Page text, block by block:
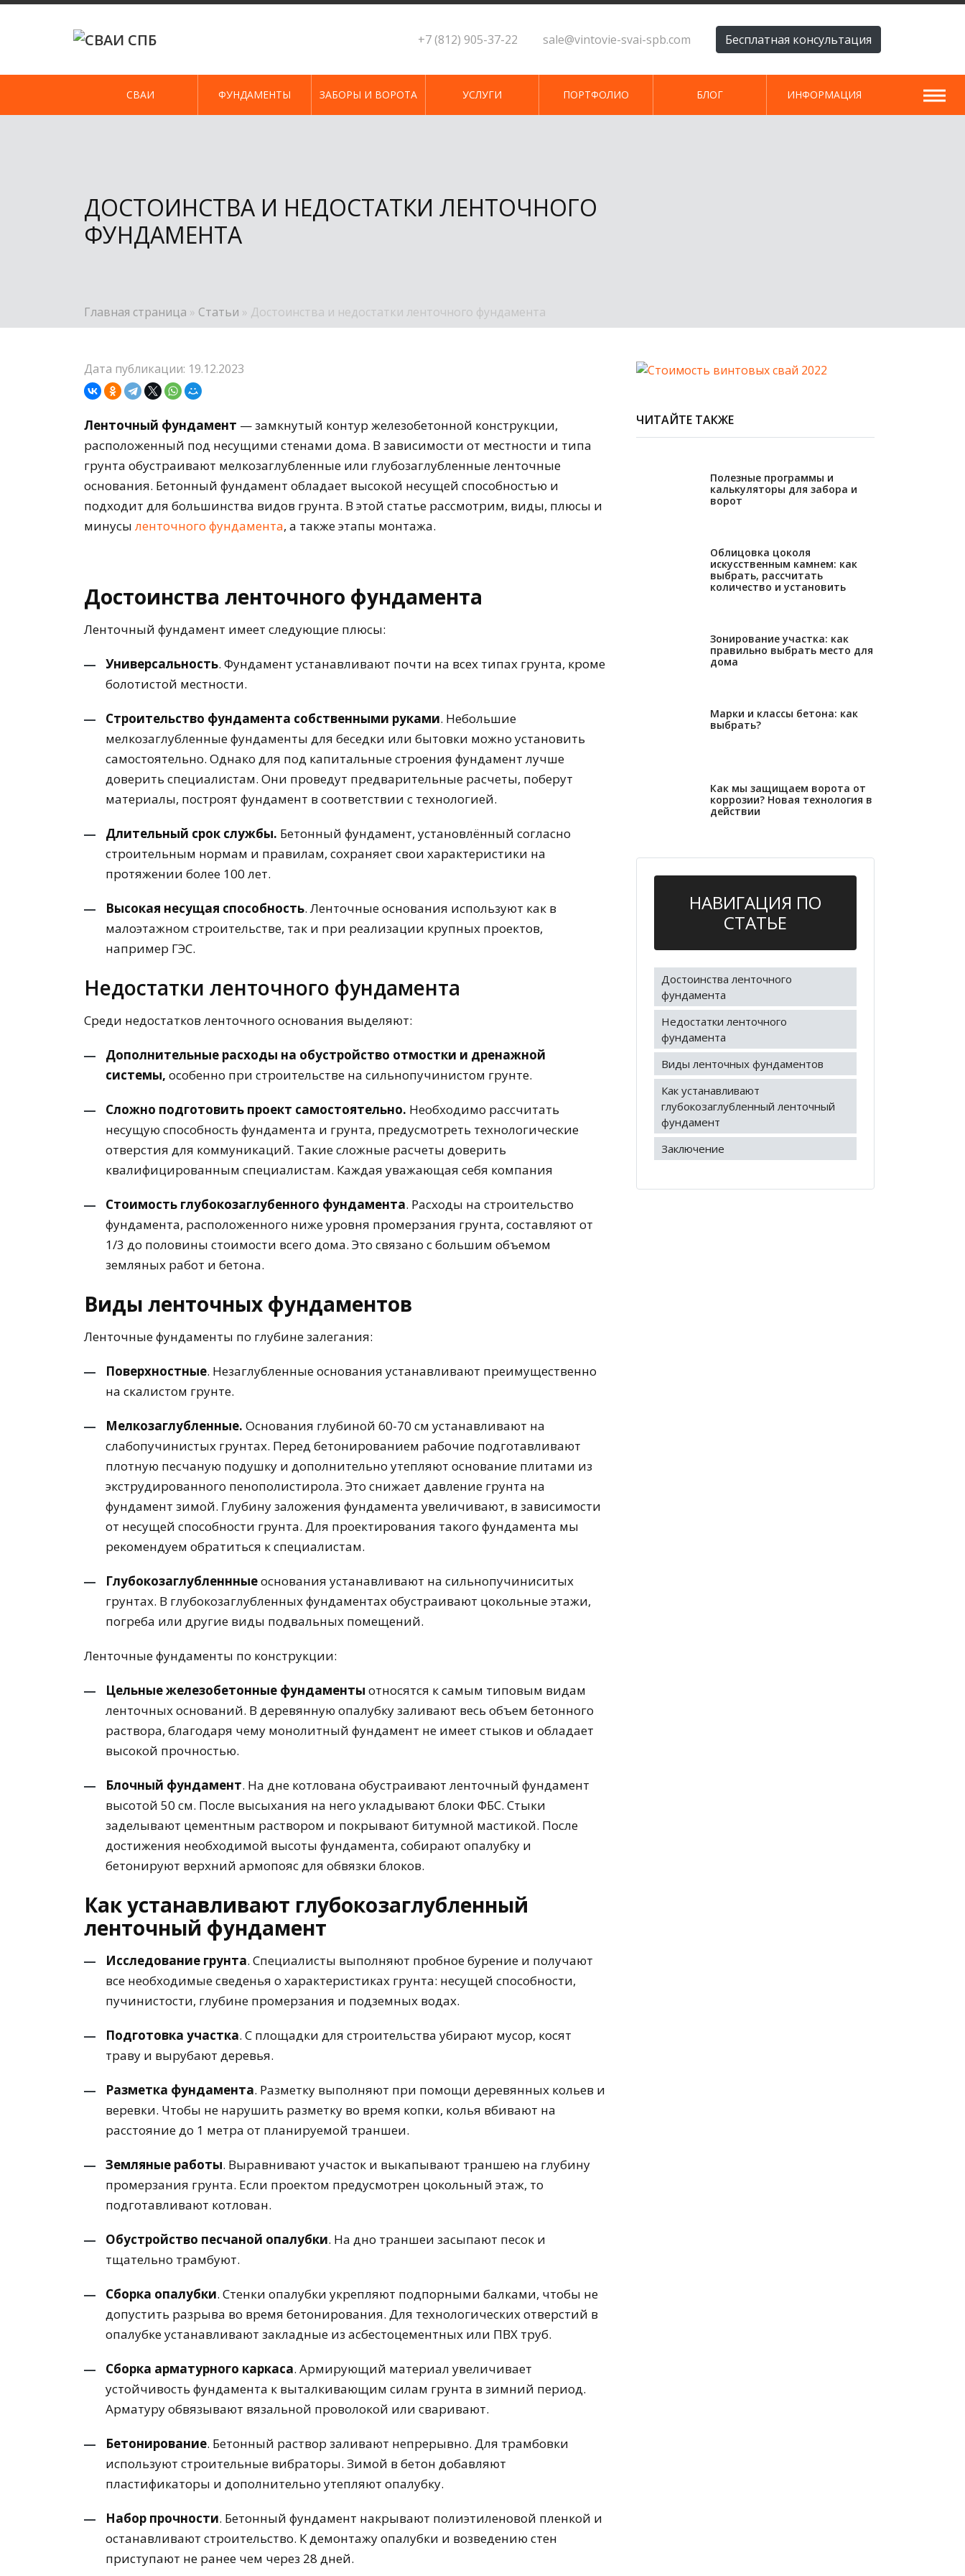
Skip
+7 (812) 905-37-22 sale@vintovie-svai-spb.com Бесплатная консультация
СВАИ ФУНДАМЕНТЫ ЗАБОРЫ И ВОРОТА УСЛУГИ ПОРТФОЛИО БЛОГ ИНФОРМАЦИЯ
ДОСТОИНСТВА И НЕДОСТАТКИ ЛЕНТОЧНОГО
ФУНДАМЕНТА
Главная страница » Статьи » Достоинства и недостатки ленточного фундамента
Дата публикации: 19.12.2023
Ленточный фундамент — замкнутый контур железобетонной конструкции,
расположенный под несущими стенами дома. В зависимости от местности и типа
грунта обустраивают мелкозаглубленные или глубозаглубленные ленточные
основания. Бетонный фундамент обладает высокой несущей способностью и
подходит для большинства видов грунта. В этой статье рассмотрим, виды, плюсы и
минусы ленточного фундамента, а также этапы монтажа.
Достоинства ленточного фундамента
Ленточный фундамент имеет следующие плюсы:
Универсальность. Фундамент устанавливают почти на всех типах грунта, кроме
болотистой местности.
Строительство фундамента собственными руками. Небольшие
мелкозаглубленные фундаменты для беседки или бытовки можно установить
самостоятельно. Однако для под капитальные строения фундамент лучше
доверить специалистам. Они проведут предварительные расчеты, поберут
материалы, построят фундамент в соответствии с технологией.
Длительный срок службы. Бетонный фундамент, установлённый согласно
строительным нормам и правилам, сохраняет свои характеристики на
протяжении более 100 лет.
Высокая несущая способность. Ленточные основания используют как в
малоэтажном строительстве, так и при реализации крупных проектов,
например ГЭС.
Недостатки ленточного фундамента
Среди недостатков ленточного основания выделяют:
Дополнительные расходы на обустройство отмостки и дренажной
системы, особенно при строительстве на сильнопучинистом грунте.
Сложно подготовить проект самостоятельно. Необходимо рассчитать
несущую способность фундамента и грунта, предусмотреть технологические
отверстия для коммуникаций. Такие сложные расчеты доверить
квалифицированным специалистам. Каждая уважающая себя компания
Стоимость глубокозаглубенного фундамента. Расходы на строительство
фундамента, расположенного ниже уровня промерзания грунта, составляют от
1/3 до половины стоимости всего дома. Это связано с большим объемом
земляных работ и бетона.
Виды ленточных фундаментов
Ленточные фундаменты по глубине залегания:
Поверхностные. Незаглубленные основания устанавливают преимущественно
на скалистом грунте.
Мелкозаглубленные. Основания глубиной 60-70 см устанавливают на
слабопучинистых грунтах. Перед бетонированием рабочие подготавливают
плотную песчаную подушку и дополнительно утепляют основание плитами из
экструдированного пенополистирола. Это снижает давление грунта на
фундамент зимой. Глубину заложения фундамента увеличивают, в зависимости
от несущей способности грунта. Для проектирования такого фундамента мы
рекомендуем обратиться к специалистам.
Глубокозаглубленнныеоснования устанавливают на сильнопучиниситых
грунтах. В глубокозаглубленных фундаментах обустраивают цокольные этажи,
погреба или другие виды подвальных помещений.
Ленточные фундаменты по конструкции:
Цельные железобетонные фундаменты относятся к самым типовым видам
ленточных оснований. В деревянную опалубку заливают весь объем бетонного
раствора, благодаря чему монолитный фундамент не имеет стыков и обладает
высокой прочностью.
Блочный фундамент. На дне котлована обустраивают ленточный фундамент
высотой 50 см. После высыхания на него укладывают блоки ФБС. Стыки
заделывают цементным раствором и покрывают битумной мастикой. После
достижения необходимой высоты фундамента, собирают опалубку и
бетонируют верхний армопояс для обвязки блоков.
Как устанавливают глубокозаглубленный
ленточный фундамент
Исследование грунта. Специалисты выполняют пробное бурение и получают
все необходимые сведенья о характеристиках грунта: несущей способности,
пучинистости, глубине промерзания и подземных водах.
Подготовка участка. С площадки для строительства убирают мусор, косят
траву и вырубают деревья.
Разметка фундамента. Разметку выполняют при помощи деревянных кольев и
веревки. Чтобы не нарушить разметку во время копки, колья вбивают на
расстояние до 1 метра от планируемой траншеи.
Земляные работы. Выравнивают участок и выкапывают траншею на глубину
промерзания грунта. Если проектом предусмотрен цокольный этаж, то
подготавливают котлован.
Обустройство песчаной опалубки. На дно траншеи засыпают песок и
тщательно трамбуют.
Сборка опалубки. Стенки опалубки укрепляют подпорными балками, чтобы не
допустить разрыва во время бетонирования. Для технологических отверстий в
опалубке устанавливают закладные из асбестоцементных или ПВХ труб.
Сборка арматурного каркаса. Армирующий материал увеличивает
устойчивость фундамента к выталкивающим силам грунта в зимний период.
Арматуру обвязывают вязальной проволокой или сваривают.
Бетонирование. Бетонный раствор заливают непрерывно. Для трамбовки
используют строительные вибраторы. Зимой в бетон добавляют
пластификаторы и дополнительно утепляют опалубку.
Набор прочности. Бетонный фундамент накрывают полиэтиленовой пленкой и
останавливают строительство. К демонтажу опалубки и возведению стен
приступают не ранее чем через 28 дней.
ЧИТАЙТЕ ТАКЖЕ
Полезные программы и
калькуляторы для забора и
ворот
Облицовка цоколя
искусственным камнем: как
выбрать, рассчитать
количество и установить
Зонирование участка: как
правильно выбрать место для
дома
Марки и классы бетона: как
выбрать?
Как мы защищаем ворота от
коррозии? Новая технология в
действии
НАВИГАЦИЯ ПО
СТАТЬЕ
Достоинства ленточного
фундамента
Недостатки ленточного
фундамента
Виды ленточных фундаментов
Как устанавливают
глубокозаглубленный ленточный
фундамент
Заключение